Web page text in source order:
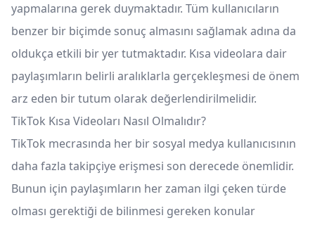
yapmalarına gerek duymaktadır. Tüm kullanıcıların
benzer bir biçimde sonuç almasını sağlamak adına da
oldukça etkili bir yer tutmaktadır. Kısa videolara dair
paylaşımların belirli aralıklarla gerçekleşmesi de önem
arz eden bir tutum olarak değerlendirilmelidir.
TikTok Kısa Videoları Nasıl Olmalıdır?
TikTok mecrasında her bir sosyal medya kullanıcısının
daha fazla takipçiye erişmesi son derecede önemlidir.
Bunun için paylaşımların her zaman ilgi çeken türde
olması gerektiği de bilinmesi gereken konular